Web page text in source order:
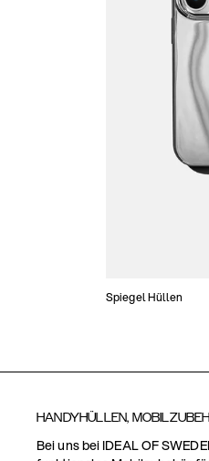
Spiegel Hüllen
HANDYHÜLLEN,
Bei uns bei IDEAL OF